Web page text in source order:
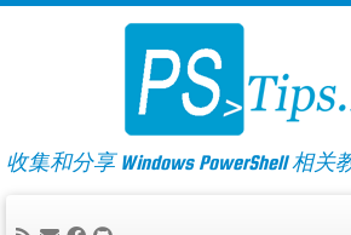
Skip
收集和分享 Windows PowerShell 相